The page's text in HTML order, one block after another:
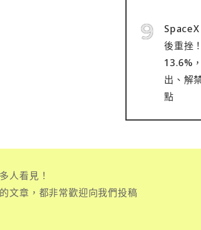
後重挫
13.6%
出、解
點
人看見！
文章，都非常歡迎向我們投稿